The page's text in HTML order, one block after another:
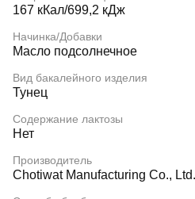
167 кКал/699,2 кДж
Начинка/Добавки
Масло подсолнечное
Вид бакалейного изделия
Тунец
Содержание лактозы
Нет
Производитель
Chotiwat Manufacturing Co., Ltd.